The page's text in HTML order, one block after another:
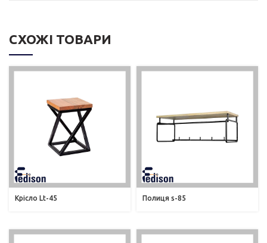
СХОЖІ ТОВАРИ
Крісло Lt-45 Полиця s-85